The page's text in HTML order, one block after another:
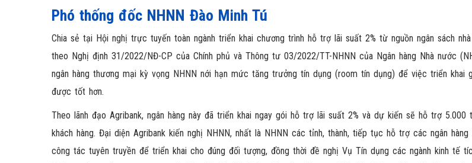
Phó thống đốc NHNN Đào Minh Tú
Chia sẻ tại Hội nghị trực tuyến toàn ngành triển khai chương trình hỗ trợ lãi suất 2% từ nguồn ngân sách
theo Nghị định 31/2022/NĐ-CP của Chính phủ và Thông tư 03/2022/TT-NHNN của Ngân hàng Nhà nước
ngân hàng thương mại kỳ vọng NHNN nới hạn mức tăng trưởng tín dụng (room tín dụng) để việc triển khai
được tốt hơn.
Theo lãnh đạo Agribank, ngân hàng này đã triển khai ngay gói hỗ trợ lãi suất 2% và dự kiến sẽ hỗ trợ 5.000
khách hàng. Đại diện Agribank kiến nghị NHNN, nhất là NHNN các tỉnh, thành, tiếp tục hỗ trợ các ngân
công tác tuyên truyền để triển khai cho đúng đối tượng, đồng thời đề nghị Vụ Tín dụng các ngành kinh tế